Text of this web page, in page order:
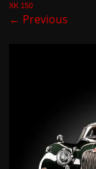
XK 150
← Previous